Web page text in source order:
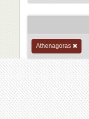
Athenagoras